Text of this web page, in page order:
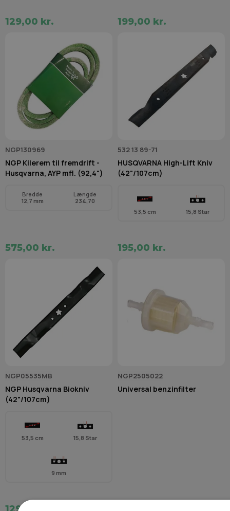
129,00 kr. 199,00 kr.
NGP130969
NGP Kilerem til fremdrift -
Husqvarna, AYP mfl. (92,4")
Bredde
12,7 mm
Længde
234,70
575,00 kr.
532 13 89-71
HUSQVARNA High-Lift Kniv
(42"/107cm)
53,5 cm 15,8 Star
195,00 kr.
NGP05535MB
NGP Husqvarna Biokniv
(42"/107cm)
53,5 cm 15,8 Star
9 mm
NGP2505022
Universal benzinfilter